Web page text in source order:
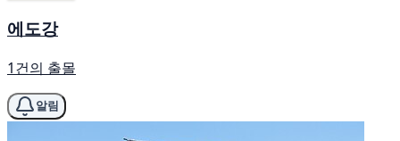
에도강
1건의 출몰
알림